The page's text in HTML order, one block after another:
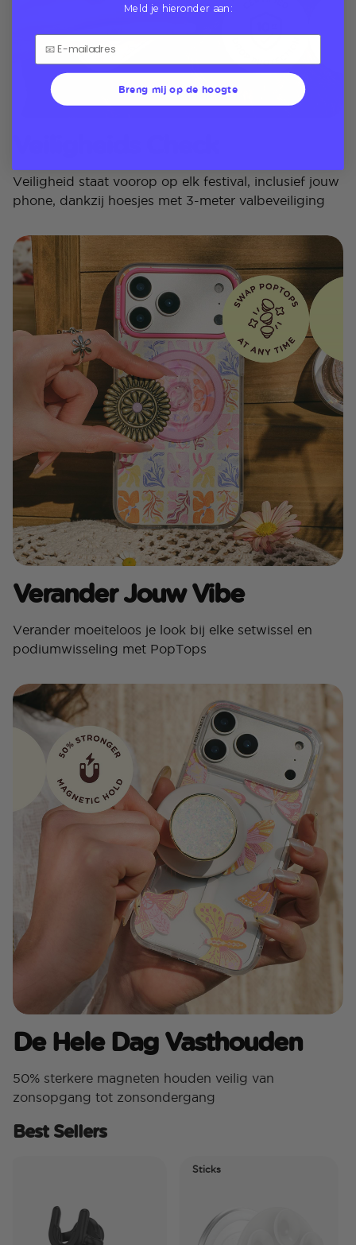
Veiligheid staat voorop op elk festival, inclusief jouw
phone, dankzij hoesjes met 3-meter valbeveiliging
Verander Jouw Vibe
Verander moeiteloos je look bij elke setwissel en
podiumwisseling met PopTops
De Hele Dag Vasthouden
50% sterkere magneten houden veilig van
zonsopgang tot zonsondergang
Best Sellers
Sticks
Meld je hieronder aan:
Breng mij op de hoogte